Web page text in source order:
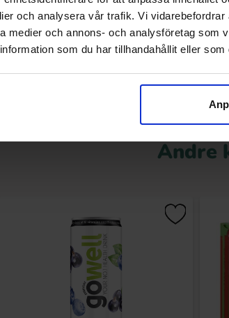
och analysera vår trafik. Vi
medier och annons- och analysföretag som
som du har tillhandahållit eller
Køb
Andre